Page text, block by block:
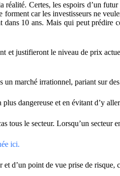
Certes, les espoirs d’un
car les investisseurs ne
dans 10 ans. Mais qui peut
et justifieront le niveau de prix
marché irrationnel, pariant sur
dangereuse et en évitant d’y
tous le secteur. Lorsqu’un
ici.
d’un point de vue prise de risque,